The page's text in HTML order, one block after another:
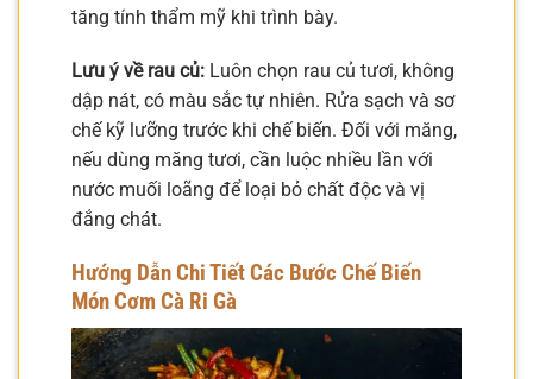
tăng tính thẩm mỹ khi trình bày.
Lưu ý về rau củ: Luôn chọn rau củ tươi, không
dập nát, có màu sắc tự nhiên. Rửa sạch và sơ
chế kỹ lưỡng trước khi chế biến. Đối với măng,
nếu dùng măng tươi, cần luộc nhiều lần với
nước muối loãng để loại bỏ chất độc và vị
đắng chát.
Hướng Dẫn Chi Tiết Các Bước Chế Biến
Món Cơm Cà Ri Gà